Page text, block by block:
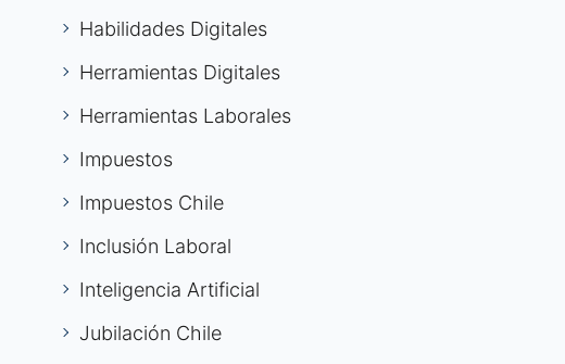
Habilidades Digitales
Herramientas Digitales
Herramientas Laborales
Impuestos
Impuestos Chile
Inclusión Laboral
Inteligencia Artificial
Jubilación Chile